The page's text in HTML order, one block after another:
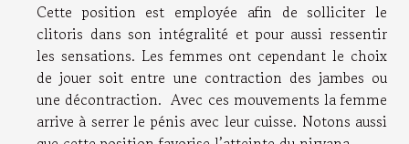
Cette position est employée afin de solliciter le
clitoris dans son intégralité et pour aussi ressentir
les sensations. Les femmes ont cependant le choix
de jouer soit entre une contraction des jambes ou
une décontraction. Avec ces mouvements la femme
arrive à serrer le pénis avec leur cuisse. Notons aussi